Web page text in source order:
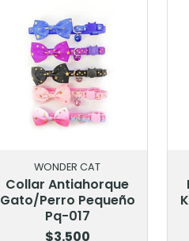
VIRBAC
Hpm Virbac Dog K1
Kidney Support 3 Kg.
$31.900